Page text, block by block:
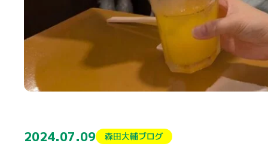
2024.07.09 森田大輔ブログ